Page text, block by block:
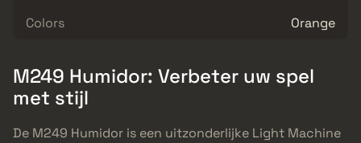
Colors
Orange
M249 Humidor: Verbeter uw spel
met stijl
De M249 Humidor is een uitzonderlijke Light Machine